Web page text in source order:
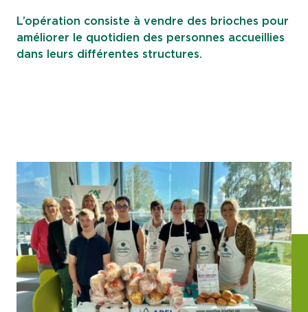
L’opération consiste à vendre des brioches pour
améliorer le quotidien des personnes accueillies
dans leurs différentes structures.